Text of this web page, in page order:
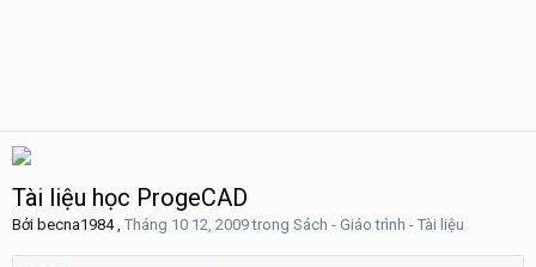
Tài liệu học ProgeCAD
Bởi becna1984, Tháng 10 12, 2009trong Sách - Giáo trình - Tài liệu